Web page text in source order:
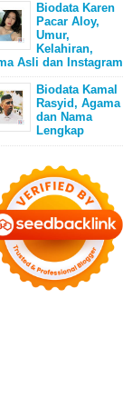
Biodata Karen
Pacar Aloy,
Umur,
Kelahiran,
Asli dan Instagram
Biodata Kamal
Rasyid, Agama
dan Nama
Lengkap